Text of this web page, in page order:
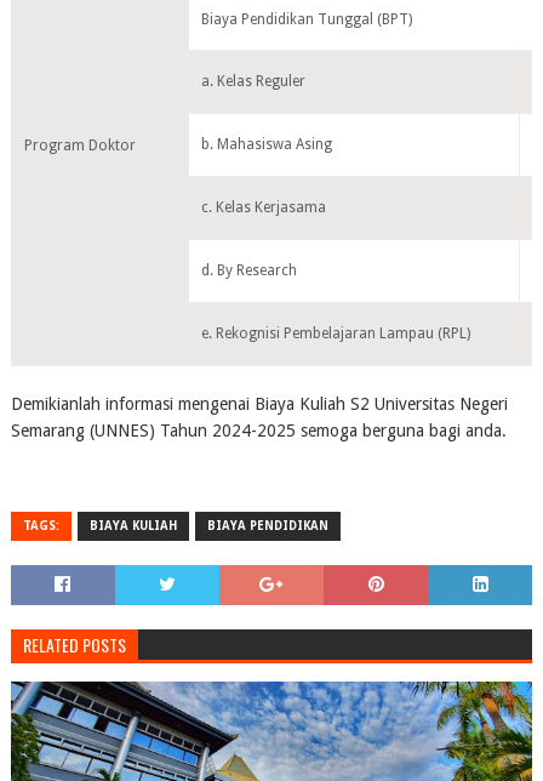
Program Doktor
Biaya Pendidikan Tunggal (BPT)
a. Kelas Reguler
b. Mahasiswa Asing
c. Kelas Kerjasama
d. By Research
e. Rekognisi Pembelajaran Lampau (RPL)
Demikianlah informasi mengenai Biaya Kuliah S2 Universitas Negeri
Semarang (UNNES) Tahun 2024-2025 semoga berguna bagi anda.
TAGS: BIAYA KULIAH BIAYA PENDIDIKAN
RELATED POSTS